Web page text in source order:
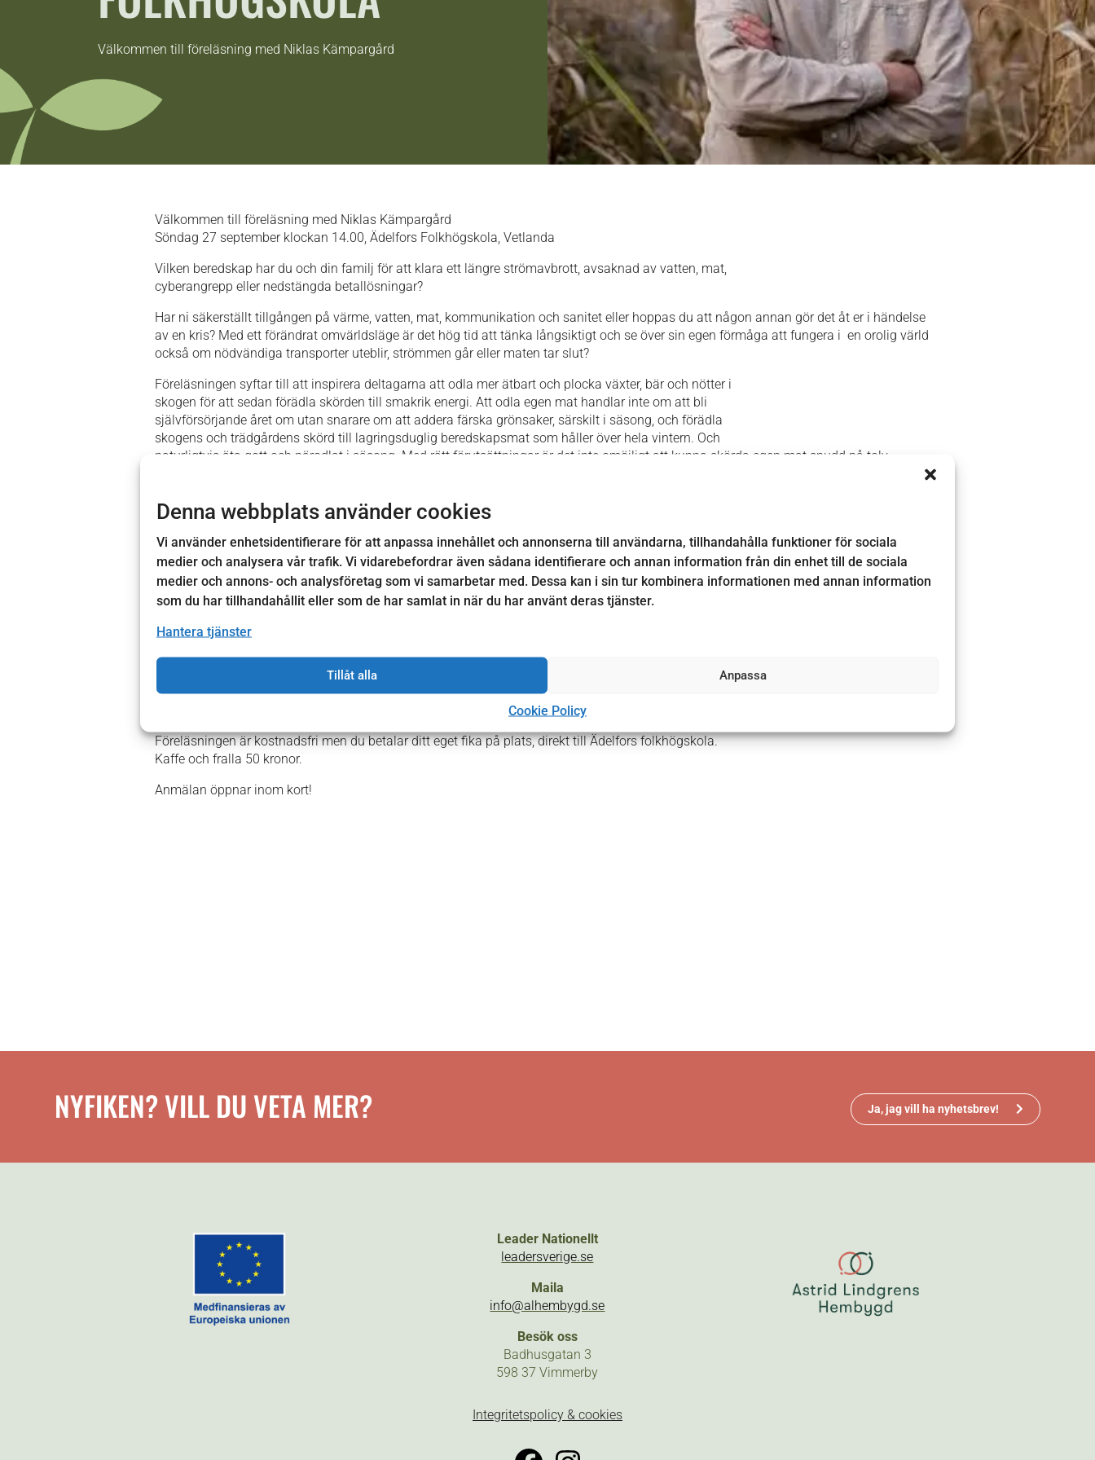
Denna webbplats använder cookies
Vi använder enhetsidentifierare för att anpassa innehållet och annonserna till användarna, tillhandahålla funktioner för sociala
medier och analysera vår trafik. Vi vidarebefordrar även sådana identifierare och annan information från din enhet till de sociala
medier och annons- och analysföretag som vi samarbetar med. Dessa kan i sin tur kombinera informationen med annan information
som du har tillhandahållit eller som de har samlat in när du har använt deras tjänster.
Hantera tjänster
Tillåt alla Anpassa
Cookie Policy
Välkommen till föreläsning med Niklas Kämpargård
Välkommen till föreläsning med Niklas Kämpargård
Söndag 27 september klockan 14.00, Ädelfors Folkhögskola, Vetlanda
Vilken beredskap har du och din familj för att klara ett längre strömavbrott, avsaknad av vatten, mat,
cyberangrepp eller nedstängda betallösningar?
Har ni säkerställt tillgången på värme, vatten, mat, kommunikation och sanitet eller hoppas du att någon annan gör det åt er i händelse
av en kris? Med ett förändrat omvärldsläge är det hög tid att tänka långsiktigt och se över sin egen förmåga att fungera i en orolig värld
också om nödvändiga transporter uteblir, strömmen går eller maten tar slut?
Föreläsningen syftar till att inspirera deltagarna att odla mer ätbart och plocka växter, bär och nötter i
skogen för att sedan förädla skörden till smakrik energi. Att odla egen mat handlar inte om att bli
självförsörjande året om utan snarare om att addera färska grönsaker, särskilt i säsong, och förädla
skogens och trädgårdens skörd till lagringsduglig beredskapsmat som håller över hela vintern. Och
naturligtvis äta gott och närodlat i säsong. Med rätt förutsättningar är det inte omöjligt att kunna skörda egen mat snudd på tolv
Att möta en krisande vardag behöver inte innebära krig eller konflikt utan kan lika gärna (mer troligt)
handla om strömavbrott, väder, vattenstörningar eller digitala påverkansoperationer som syftar till att
störa samhällets funktion. Föreläsningen fokuserar på att bygga en grundläggande beredskapskultur
och locka odlingsintresset oavsett om man bor i lägenhet, i hus eller på en gård. Genom att diskutera
areal, utsäde, gödsel, jordförbättring och växelbruk ges möjlighet att utveckla goda förutsättningar för
att öka skörden och samtidigt säkerställa vardagen när samhället inte fungerar som vanligt.
Niklas Kämpargård är föreläsare och utbildare inom krisberedskap, odling och självhushållning.
Sjuksköterska i grunden med ett långt förflutet inom ambulanssjukvården och internationella insatser.
Numera författare och föreläsare med syfte att stärka Sveriges beredskap. Genomför workshops,
utbildningar och övningsdagar och tryggar verksamheter framgent.
Föreläsningen genomförs i samarbete med Vetlanda kommun och är en del av beredskapsveckan 2026.
Föreläsningen är kostnadsfri men du betalar ditt eget fika på plats, direkt till Ädelfors folkhögskola.
Kaffe och fralla 50 kronor.
Anmälan öppnar inom kort!
NYFIKEN? VILL DU VETA MER? Ja, jag vill ha nyhetsbrev!
Leader Nationellt
leadersverige.se
Maila
info@alhembygd.se
Besök oss
Badhusgatan 3
598 37 Vimmerby
Integritetspolicy & cookies